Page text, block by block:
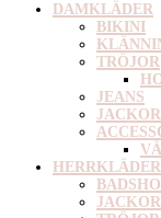
DAMKLÄDER
BIKINI
TRÖJOR
JEANS
JACKOR
HERRKLÄDER
JACKOR